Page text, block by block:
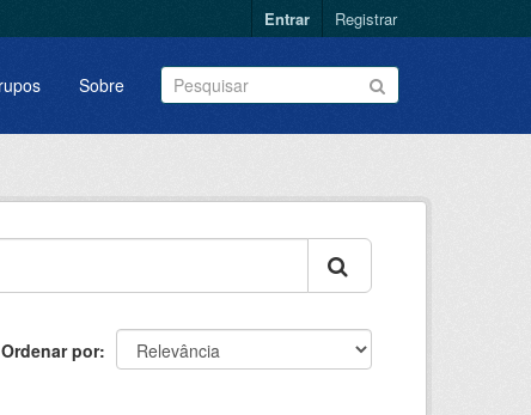
Entrar Registrar
Sobre
Ordenar por